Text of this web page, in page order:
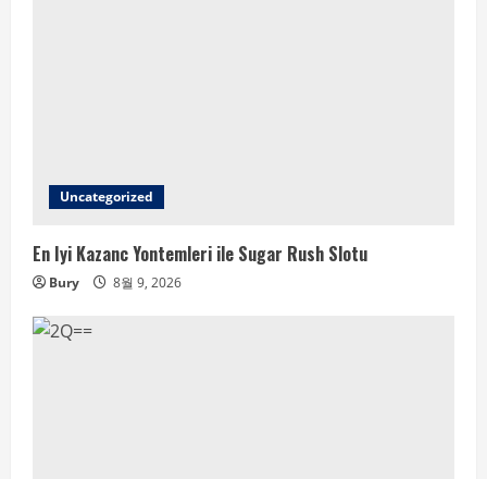
Uncategorized
En Iyi Kazanc Yontemleri ile Sugar Rush Slotu
Bury 8월 9, 2026